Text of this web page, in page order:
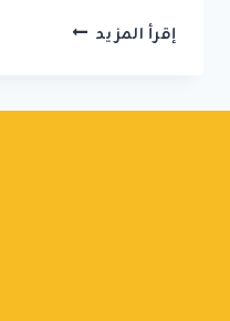
إقرأ المزيد تركيب
الرياض